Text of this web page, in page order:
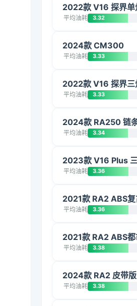
2022款 V16 探界单
平均油耗 3.32
2024款 CM300
平均油耗 3.33
2022款 V16 探界三
平均油耗 3.33
2024款 RA250 链
平均油耗 3.34
2023款 V16 Plus
平均油耗 3.36
2021款 RA2 ABS
平均油耗 3.36
2021款 RA2 ABS
平均油耗 3.38
2024款 RA2 皮带版
平均油耗 3.38